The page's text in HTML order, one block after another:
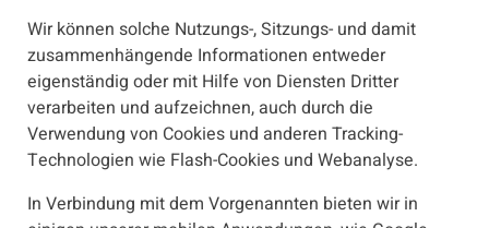
Wir können solche Nutzungs-, Sitzungs- und damit
zusammenhängende Informationen entweder
eigenständig oder mit Hilfe von Diensten Dritter
verarbeiten und aufzeichnen, auch durch die
Verwendung von Cookies und anderen Tracking-
Technologien wie Flash-Cookies und Webanalyse.
In Verbindung mit dem Vorgenannten bieten wir in